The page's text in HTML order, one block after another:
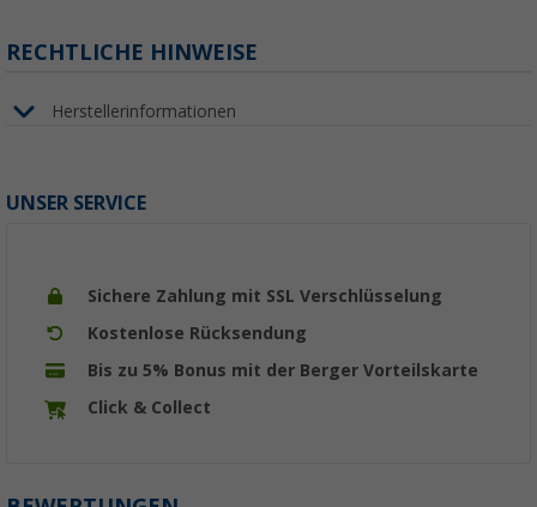
RECHTLICHE HINWEISE
Herstellerinformationen
UNSER SERVICE
Sichere Zahlung mit SSL Verschlüsselung
Kostenlose Rücksendung
Bis zu 5% Bonus mit der Berger Vorteilskarte
Click & Collect